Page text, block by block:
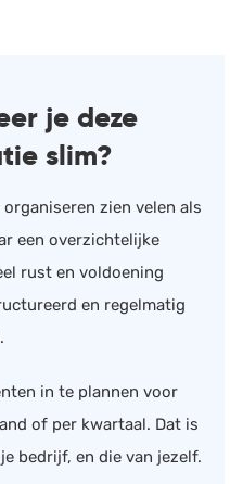
je deze
slim?
zien velen als
een overzichtelijke
rust en voldoening
en regelmatig
in te plannen voor
of per kwartaal. Dat is
bedrijf, en die van jezelf.